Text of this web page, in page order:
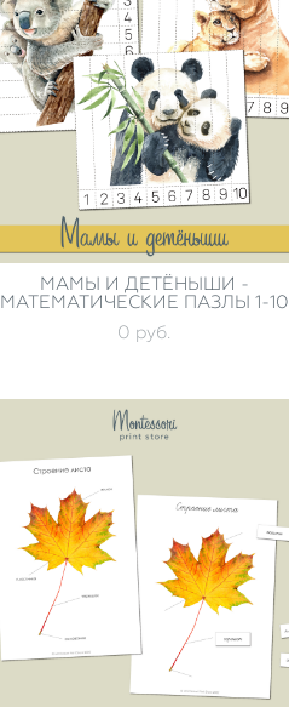
МАМЫ И ДЕТЁНЫШИ -
МАТЕМАТИЧЕСКИЕ ПАЗЛЫ 1-10
0 pуб.